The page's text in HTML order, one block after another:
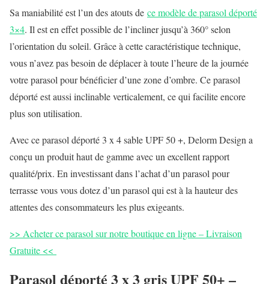
Sa maniabilité est l’un des atouts de ce modèle de parasol déporté
3×4. Il est en effet possible de l’incliner jusqu’à 360° selon
l’orientation du soleil. Grâce à cette caractéristique technique,
vous n’avez pas besoin de déplacer à toute l’heure de la journée
votre parasol pour bénéficier d’une zone d’ombre. Ce parasol
déporté est aussi inclinable verticalement, ce qui facilite encore
plus son utilisation.
Avec ce parasol déporté 3 x 4 sable UPF 50 +, Delorm Design a
conçu un produit haut de gamme avec un excellent rapport
qualité/prix. En investissant dans l’achat d’un parasol pour
terrasse vous vous dotez d’un parasol qui est à la hauteur des
attentes des consommateurs les plus exigeants.
>> Acheter ce parasol sur notre boutique en ligne – Livraison
Gratuite <<
Parasol déporté 3 x 3 gris UPF 50+ –